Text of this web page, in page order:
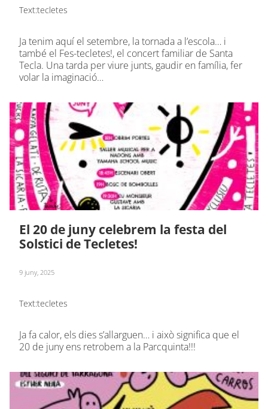
Text:tecletes
Ja tenim aquí el setembre, la tornada a l’escola… i
també el Fes-tecletes!, el concert familiar de Santa
Tecla. Una tarda per viure junts, gaudir en família, fer
volar la imaginació…
El 20 de juny celebrem la festa del
Solstici de Tecletes!
9 juny, 2025
Text:tecletes
Ja fa calor, els dies s’allarguen… i això significa que el
20 de juny ens retrobem a la Parcquinta!!!